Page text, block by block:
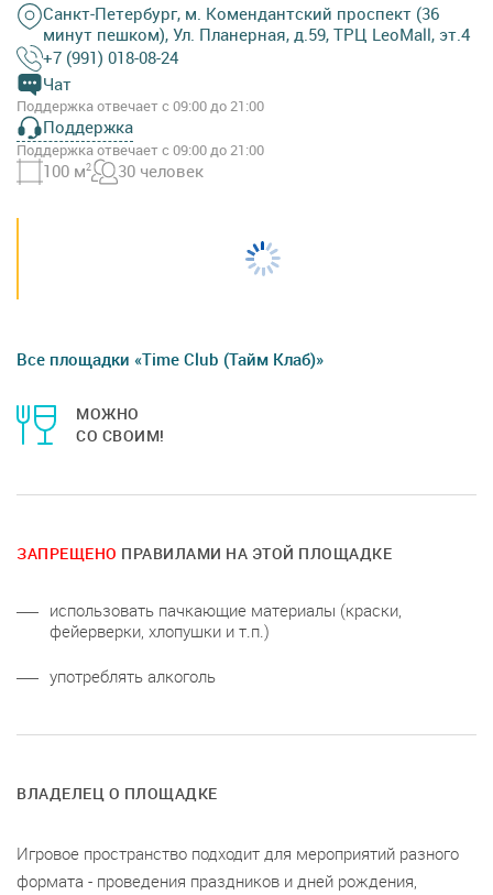
Санкт-Петербург, м. Комендантский проспект (36
минут пешком), Ул. Планерная, д.59, ТРЦ LeoMall, эт.4
+7 (991) 018-08-24
Чат
Поддержка отвечает с 09:00 до 21:00
Поддержка
Поддержка отвечает с 09:00 до 21:00
100 м2 30 человек
Все площадки «Time Club (Тайм Клаб)»
МОЖНО
СО СВОИМ!
ЗАПРЕЩЕНО ПРАВИЛАМИ НА ЭТОЙ ПЛОЩАДКЕ
использовать пачкающие материалы (краски,
фейерверки, хлопушки и т.п.)
употреблять алкоголь
ВЛАДЕЛЕЦ О ПЛОЩАДКЕ
Игровое пространство подходит для мероприятий разного
формата - проведения праздников и дней рождения,